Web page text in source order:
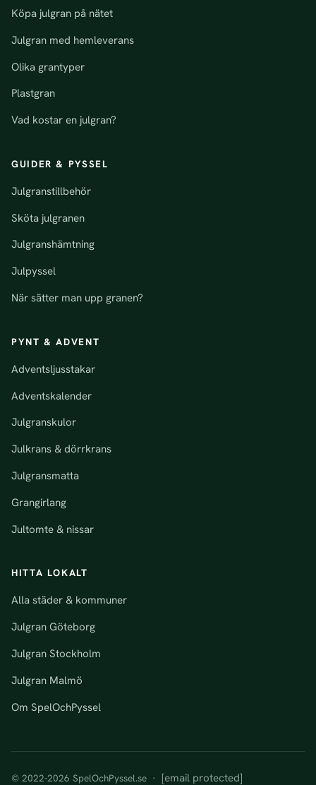
Köpa julgran på nätet
Julgran med hemleverans
Olika grantyper
Plastgran
Vad kostar en julgran?
GUIDER & PYSSEL
Julgranstillbehör
Sköta julgranen
Julgranshämtning
Julpyssel
När sätter man upp granen?
PYNT & ADVENT
Adventsljusstakar
Adventskalender
Julgranskulor
Julkrans & dörrkrans
Julgransmatta
Grangirlang
Jultomte & nissar
HITTA LOKALT
Alla städer & kommuner
Julgran Göteborg
Julgran Stockholm
Julgran Malmö
Om SpelOchPyssel
© 2022-2026 SpelOchPyssel.se · [email protected]